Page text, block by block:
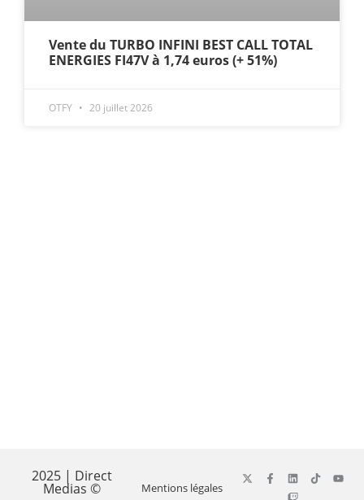
Vente du TURBO INFINI BEST CALL TOTAL
ENERGIES FI47V à 1,74 euros (+ 51%)
OTFY 20 juillet 2026
2025 | Direct
Medias © Mentions légales